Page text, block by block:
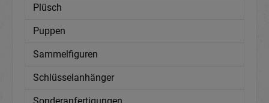
Plüsch
Puppen
Sammelfiguren
Schlüsselanhänger